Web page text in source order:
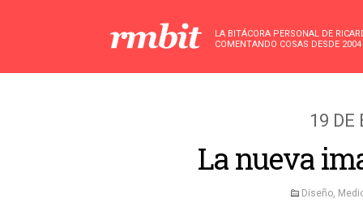
LA BITÁCORA PERSONAL DE
COMENTANDO COSAS DESDE 2004
19 DE
La nueva
Diseño,